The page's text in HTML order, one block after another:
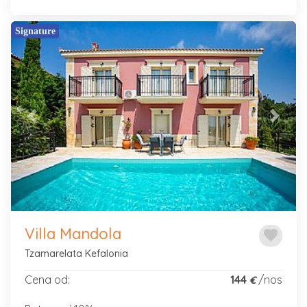
Signature
Previous Next
favorite
Villa Mandola
Tzamarelata Kefalonia
Cena od: 144 €/nos